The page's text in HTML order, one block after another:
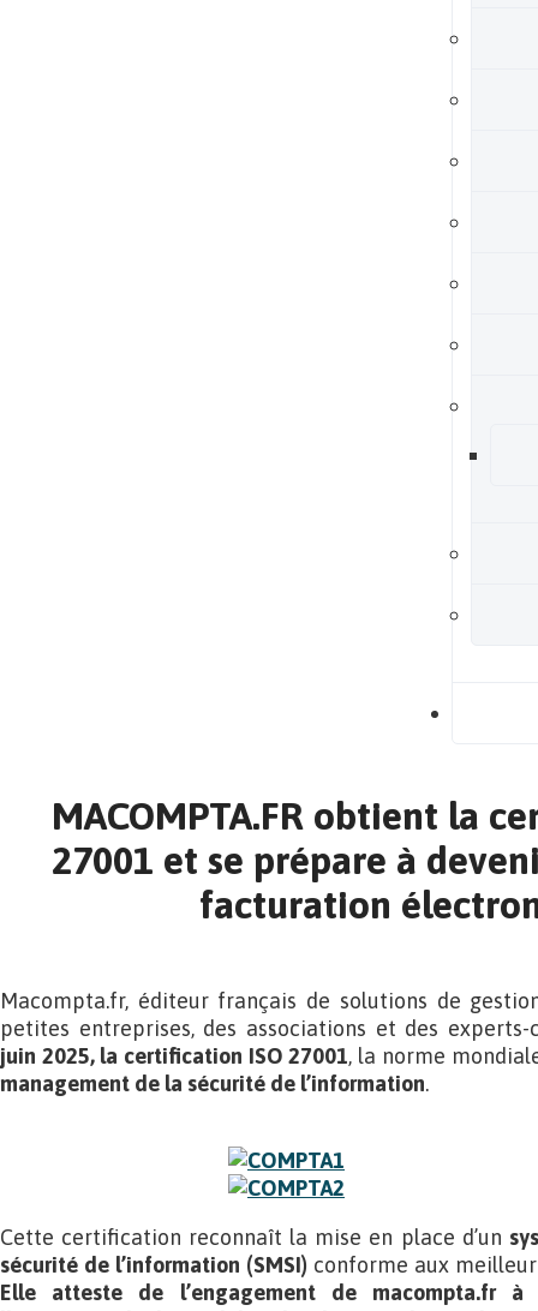
MACOMPTA.FR obtient la
27001 et se prépare à
facturation
Macompta.fr, éditeur français de solutions de
petites entreprises, des associations et des
juin 2025, la certification ISO 27001, la norme
management de la sécurité de l’information.
Cette certification reconnaît la mise en place d’un
sécurité de l’information (SMSI) conforme aux
Elle atteste de l’engagement de macompta.fr